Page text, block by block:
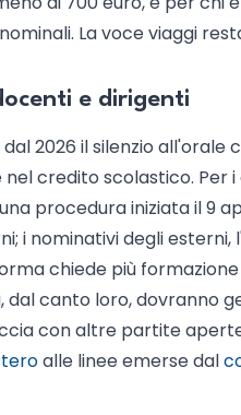
La voce viaggi
e dirigenti
2026 il silenzio
credito scolastico. Per
procedura iniziata il 9
i nominativi degli
chiede più
dal canto loro, dovranno
con altre partite
alle linee emerse dal